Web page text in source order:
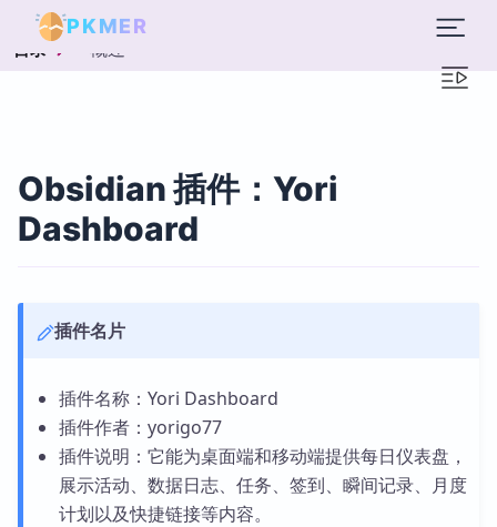
PKMER
目录 概述
Obsidian 插件：Yori
Dashboard
插件名片
插件名称：Yori Dashboard
插件作者：yorigo77
插件说明：它能为桌面端和移动端提供每日仪表盘，
展示活动、数据日志、任务、签到、瞬间记录、月度
计划以及快捷链接等内容。